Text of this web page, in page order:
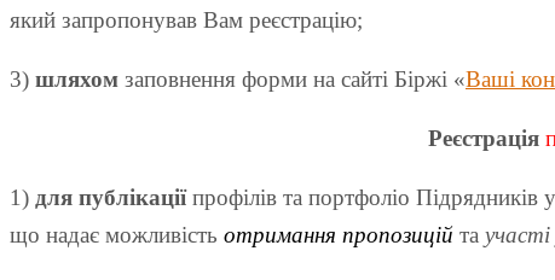
який запропонував Вам реєстрацію;
3) шляхом заповнення форми на сайті Біржі «Ваші
Реєстрація
1) для публікаціїпрофілів та портфоліо Підрядників
що надає можливість отримання пропозицій та